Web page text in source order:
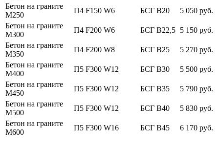
Бетон на граните
М250
П4 F150 W6 БСГ В20
5 050 руб.
Бетон на граните
М300
П4 F200 W6 БСГ В22,5 5 150 руб.
Бетон на граните
М350
П4 F200 W8 БСГ В25
5 270 руб.
Бетон на граните
М400
П5 F300 W12 БСГ В30
5 500 руб.
Бетон на граните
М450
П5 F300 W12 БСГ В35
5 790 руб.
Бетон на граните
М500
П5 F300 W12 БСГ В40
5 830 руб.
Бетон на граните
М600
П5 F300 W16 БСГ В45 6 170 руб.